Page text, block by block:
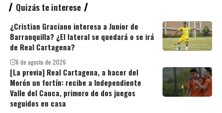
Quizás te interese
¿Cristian Graciano interesa a Junior de
Barranquilla? ¿El lateral se quedará o se irá
de Real Cartagena?
6 de agosto de 2026
[La previa] Real Cartagena, a hacer del
Morón un fortín: recibe a Independiente
Valle del Cauca, primero de dos juegos
seguidos en casa